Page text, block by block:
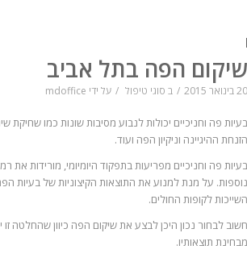
שיקום הפה בתל אביב
20 בינואר 2015 / ב סוגי טיפול / על ידי mdoffice
בעיות פה וחניכיים יכולות לנבוע מסיבות שונות כמו
הזנחת ההיגיינה וניקיון הפה ועוד.
בעיות פה וחניכיים מפריעות בתפקוד היומיומי, מורידות
נוספות. על מנת למנוע את התוצאות הקיצוניות של בעיות
השייכות לקופות החולים.
חשוב לבחור נכון היכן לבצע את שיקום הפה כיוון שהחלטה
מבחינת תוצאותיו.